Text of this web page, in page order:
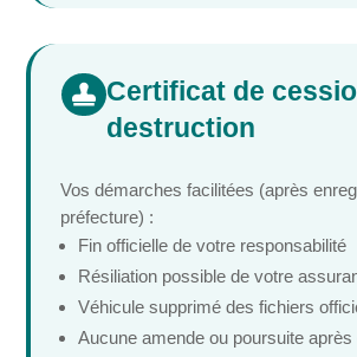
 Certificat de
destruction
Vos démarches facilitées (après
préfecture) :
Fin officielle de votre responsabilité
Résiliation possible de votre
Véhicule supprimé des fichiers
Aucune amende ou poursuite